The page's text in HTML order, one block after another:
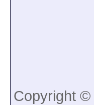
Copyright ©